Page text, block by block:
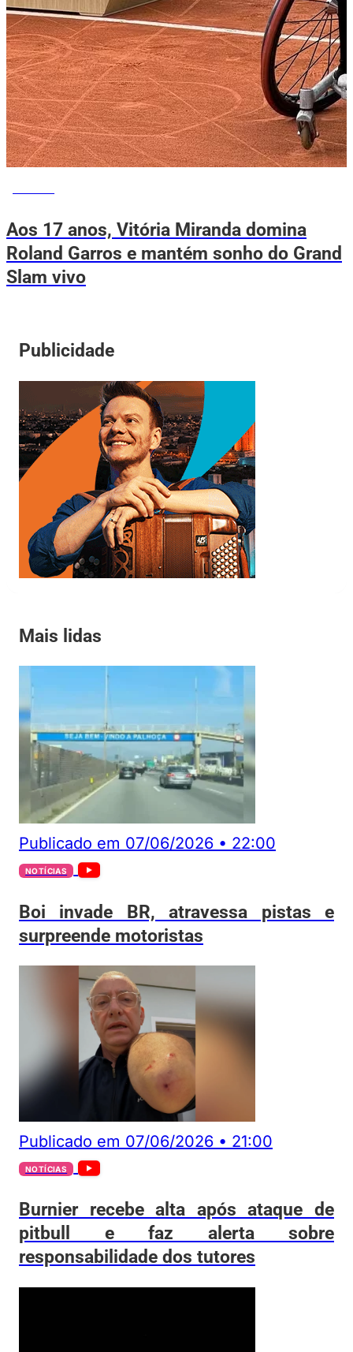
Aos 17 anos, Vitória Miranda domina
Roland Garros e mantém sonho do Grand
Slam vivo
Publicidade
Mais lidas
Publicado em 07/06/2026 • 22:00
NOTÍCIAS
Boi invade BR, atravessa pistas e
surpreende motoristas
Publicado em 07/06/2026 • 21:00
NOTÍCIAS
Burnier recebe alta após ataque de
pitbull e faz alerta sobre
responsabilidade dos tutores